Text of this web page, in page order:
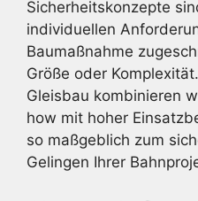
Sicherheitskonzepte
individuellen
Baumaßnahme
Größe oder
Gleisbau kombinieren
how mit hoher
so maßgeblich zum
Gelingen Ihrer